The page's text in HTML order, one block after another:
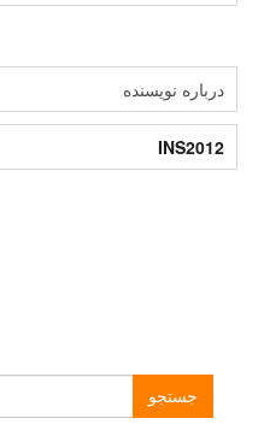
درباره نویسنده
INS2012
برای: